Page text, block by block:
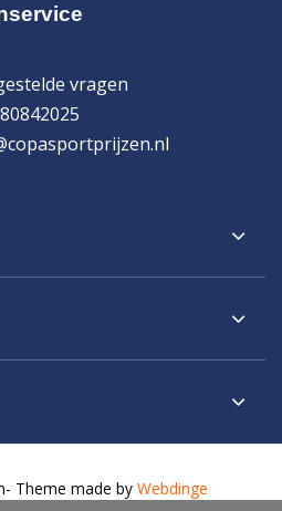
vragen
- Theme made by Webdinge